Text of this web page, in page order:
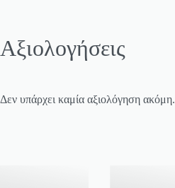
Αξιολογήσεις
Δεν υπάρχει καμία αξιολόγηση ακόμη.